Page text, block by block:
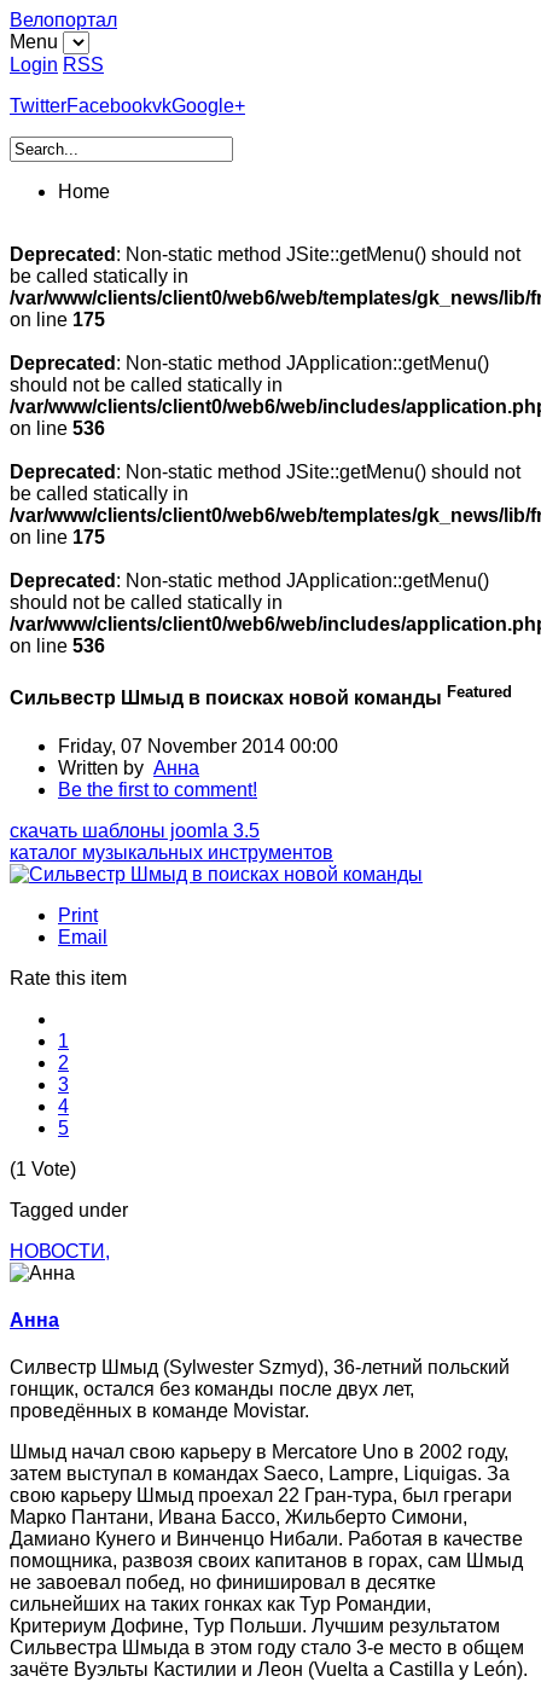
Велопортал
Menu
Login RSS
TwitterFacebookvkGoogle+
Home
Deprecated : Non-static method JSite::getMenu() should not
be called statically in
/var/www/clients/client0/web6/web/templates/gk_news/
on line 175
Deprecated : Non-static method JApplication::getMenu()
should not be called statically in
/var/www/clients/client0/web6/web/includes/
on line 536
Deprecated : Non-static method JSite::getMenu() should not
be called statically in
/var/www/clients/client0/web6/web/templates/gk_news/
on line 175
Deprecated : Non-static method JApplication::getMenu()
should not be called statically in
/var/www/clients/client0/web6/web/includes/
on line 536
Сильвестр Шмыд в поисках новой команды Featured
Friday, 07 November 2014 00:00
Written by Анна
Be the first to comment!
скачать шаблоны joomla 3.5
каталог музыкальных инструментов
Print
Email
Rate this item
1
2
3
4
5
(1 Vote)
Tagged under
НОВОСТИ,
Анна
Силвестр Шмыд (Sylwester Szmyd), 36-летний польский
гонщик, остался без команды после двух лет,
проведённых в команде Movistar.
Шмыд начал свою карьеру в Mercatore Uno в 2002 году,
затем выступал в командах Saeco, Lampre, Liquigas. За
свою карьеру Шмыд проехал 22 Гран-тура, был грегари
Марко Пантани, Ивана Бассо, Жильберто Симони,
Дамиано Кунего и Винченцо Нибали. Работая в качестве
помощника, развозя своих капитанов в горах, сам Шмыд
не завоевал побед, но финишировал в десятке
сильнейших на таких гонках как Тур Романдии,
Критериум Дофине, Тур Польши. Лучшим результатом
Сильвестра Шмыда в этом году стало 3-е место в общем
зачёте Вуэльты Кастилии и Леон (Vuelta a Castilla y León).